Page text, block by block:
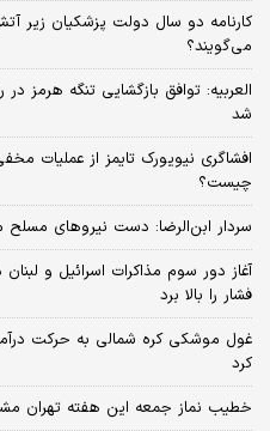
کارنامه دو سال دولت پزشکیان زیر
می‌گویند؟
شد
افشاگری نیویورک تایمز از عملیات
چیست؟
سردار ابن‌الرضا: دست نیروهای
آغاز دور سوم مذاکرات اسرائیل و
فشار را بالا برد
غول موشکی کره شمالی به حرکت
کرد
خطیب نماز جمعه این هفته